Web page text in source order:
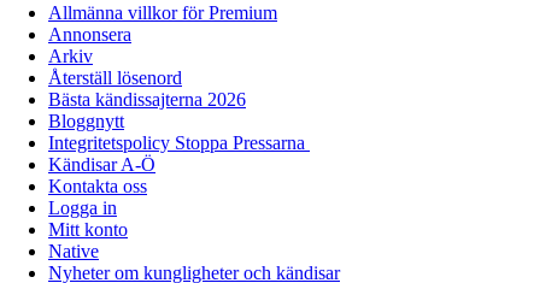
Allmänna villkor för Premium
Annonsera
Arkiv
Återställ lösenord
Bästa kändissajterna 2026
Bloggnytt
Integritetspolicy Stoppa Pressarna
Kändisar A-Ö
Kontakta oss
Logga in
Mitt konto
Native
Nyheter om kungligheter och kändisar